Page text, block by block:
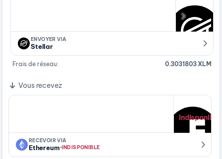
ENVOYER VIA
Stellar
Frais de réseau: 0.3031803 XLM
Vous recevez
Indisponible
RECEVOIR VIA
Ethereum·INDISPONIBLE